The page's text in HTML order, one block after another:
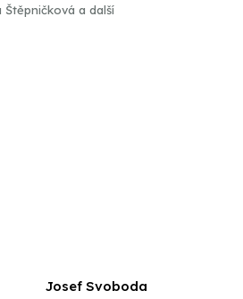
a další
Josef Svoboda